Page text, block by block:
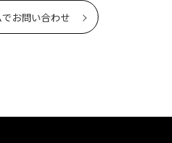
お問い合わせ